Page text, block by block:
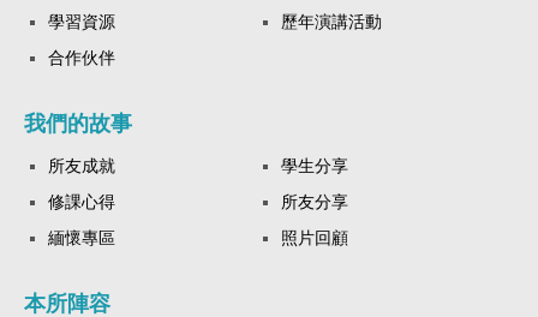
學習資源
歷年演講活動
合作伙伴
我們的故事
所友成就
學生分享
修課心得
所友分享
緬懷專區
照片回顧
本所陣容